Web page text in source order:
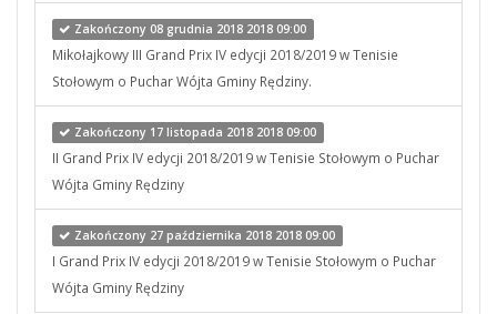
Zakończony 08 grudnia 2018 2018 09:00
Mikołajkowy III Grand Prix IV edycji 2018/2019 w Tenisie
Stołowym o Puchar Wójta Gminy Rędziny.
Zakończony 17 listopada 2018 2018 09:00
II Grand Prix IV edycji 2018/2019 w Tenisie Stołowym o Puchar
Wójta Gminy Rędziny
Zakończony 27 października 2018 2018 09:00
I Grand Prix IV edycji 2018/2019 w Tenisie Stołowym o Puchar
Wójta Gminy Rędziny